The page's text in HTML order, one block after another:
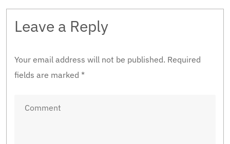
Leave a Reply
Your email address will not be published. Required
fields are marked *